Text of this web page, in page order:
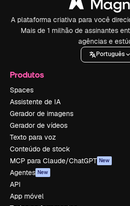
A plataforma criativa para você
Mais de 1 milhão de assinantes
agências e
Português
Produtos
Spaces
Assistente de IA
Gerador de imagens
Gerador de vídeos
Texto para voz
Conteúdo de stock
MCP para Claude/ChatGPT New
Agentes New
API
App móvel